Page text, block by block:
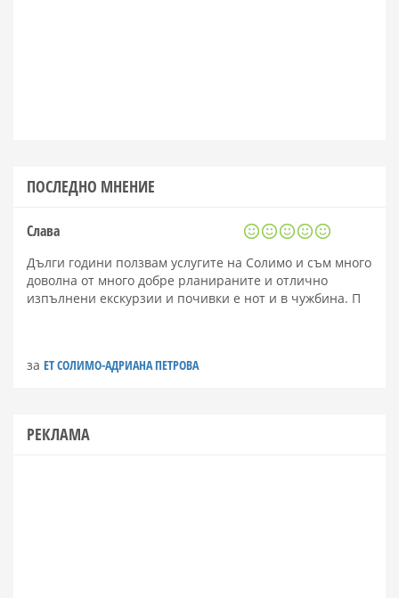
ПОСЛЕДНО МНЕНИЕ
Слава
Дълги години ползвам услугите на Солимо и съм много
доволна от много добре рланираните и отлично
изпълнени екскурзии и почивки е нот и в чужбина. П
за ЕТ СОЛИМО-АДРИАНА ПЕТРОВА
РЕКЛАМА